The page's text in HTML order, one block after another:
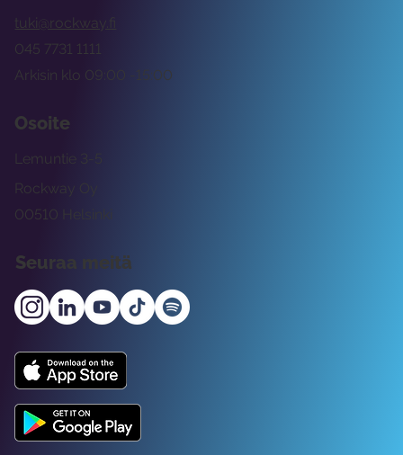
tuki@rockway.fi
Arkisin klo 09:00 -15:00
045 7731 1111
Osoite
Rockway Oy
Lemuntie 3-5
00510 Helsinki
Seuraa meitä